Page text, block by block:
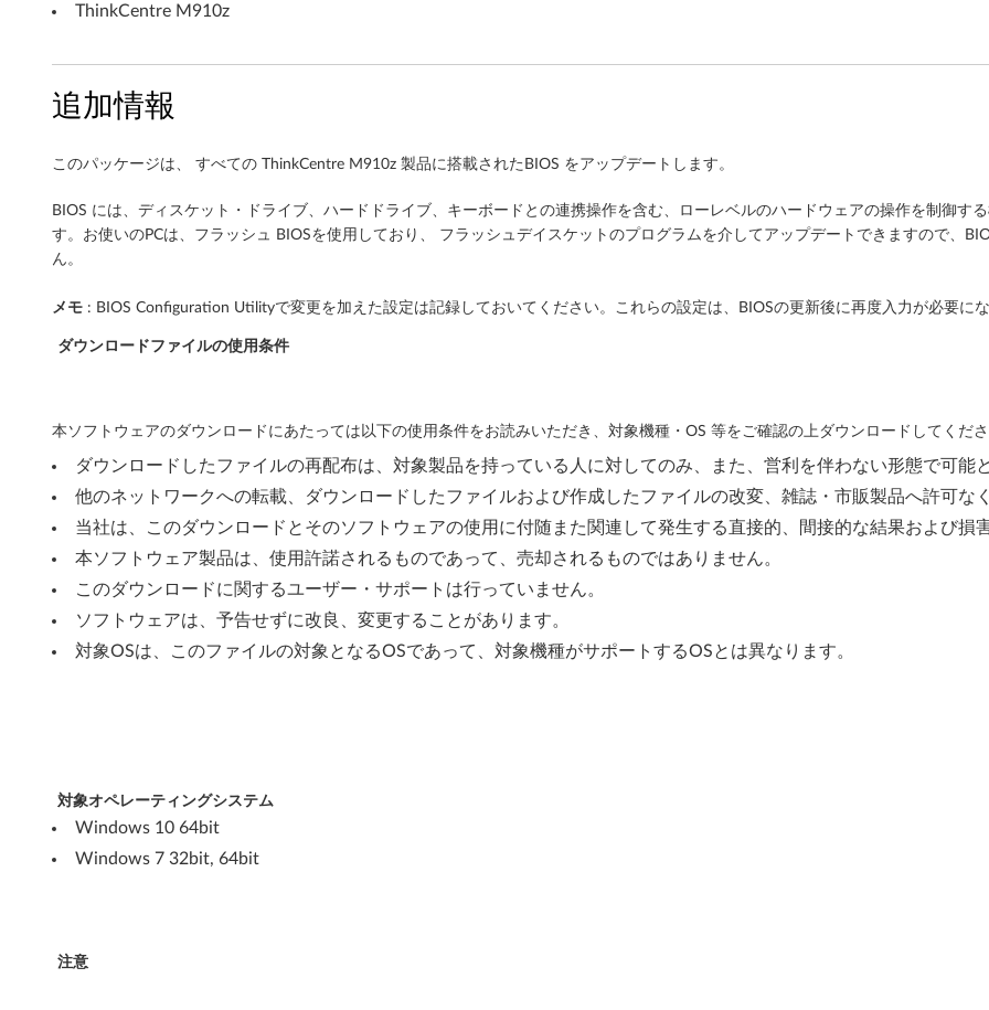
ThinkCentre M910z
追加情報
このパッケージは、 すべての ThinkCentre M910z 製品に搭載されたBIOS をアップデートします。
BIOS には、ディスケット・ドライブ、ハードドライブ、キーボードとの連携操作を含む、ローレベルのハードウェアの操作を制御す
す。お使いのPCは、フラッシュ BIOSを使用しており、 フラッシュデイスケットのプログラムを介してアップデートできますので、
ん。
メモ : BIOS Configuration Utilityで変更を加えた設定は記録しておいてください。これらの設定は、BIOSの更新後に再度入力が必要にな
ダウンロードファイルの使用条件
本ソフトウェアのダウンロードにあたっては以下の使用条件をお読みいただき、対象機種・OS 等をご確認の上ダウンロードしてくださ
ダウンロードしたファイルの再配布は、対象製品を持っている人に対してのみ、また、営利を伴わない形態で可能
他のネットワークへの転載、ダウンロードしたファイルおよび作成したファイルの改変、雑誌・市販製品へ許可な
当社は、このダウンロードとそのソフトウェアの使用に付随また関連して発生する直接的、間接的な結果および損
本ソフトウェア製品は、使用許諾されるものであって、売却されるものではありません。
このダウンロードに関するユーザー・サポートは行っていません。
ソフトウェアは、予告せずに改良、変更することがあります。
対象OSは、このファイルの対象となるOSであって、対象機種がサポートするOSとは異なります。
対象オペレーティングシステム
Windows 10 64bit
Windows 7 32bit, 64bit
注意